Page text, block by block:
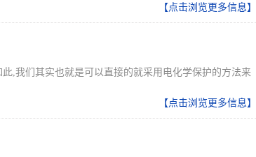
【点击浏览更多信息】
,我们其实也就是可以直接的就采用电化学保护的方法来
【点击浏览更多信息】